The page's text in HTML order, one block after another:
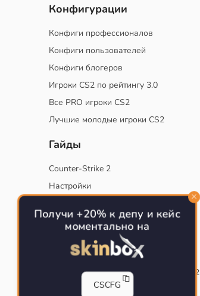
Конфигурации
Конфиги профессионалов
Конфиги пользователей
Конфиги блогеров
Игроки CS2 по рейтингу 3.0
Все PRO игроки CS2
Лучшие молодые игроки CS2
Гайды
Counter-Strike 2
Настройки
Тактики
Конфиг для тренировок в CS
Как сохранить свой конфиг CS
Инста смоки на карте de_mirage в CS2
Рабочий бинд на Jumpthrow
Получи +20% к депу и кейс
моментально на
CSCFG